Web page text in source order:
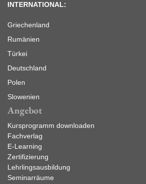
INTERNATIONAL:
Griechenland
Rumänien
Türkei
Deutschland
Polen
Slowenien
Angebot
Kursprogramm downloaden
Fachverlag
E-Learning
Zertifizierung
Lehrlingsausbildung
Seminarräume